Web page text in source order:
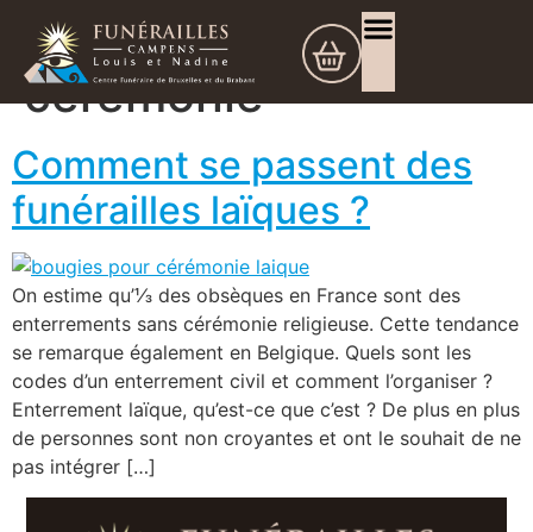
Étiquette :
cérémonie
Comment se passent des
funérailles laïques ?
On estime qu’⅓ des obsèques en France sont des
enterrements sans cérémonie religieuse. Cette tendance
se remarque également en Belgique. Quels sont les
codes d’un enterrement civil et comment l’organiser ?
Enterrement laïque, qu’est-ce que c’est ? De plus en plus
de personnes sont non croyantes et ont le souhait de ne
pas intégrer […]